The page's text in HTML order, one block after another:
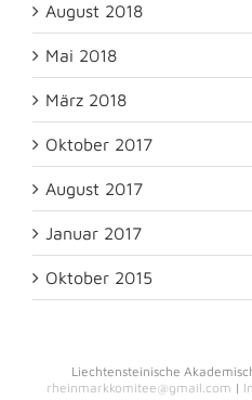
August 2018
Mai 2018
März 2018
Oktober 2017
August 2017
Januar 2017
Oktober 2015
Liechtensteinische
rheinmarkkomitee@gmail.com |